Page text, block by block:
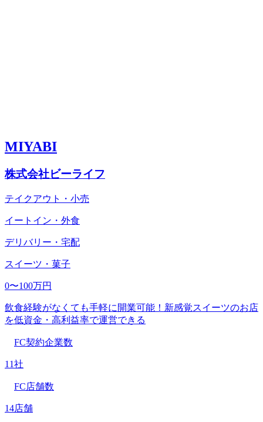
MIYABI
株式会社ビーライフ
テイクアウト・小売
イートイン・外食
デリバリー・宅配
スイーツ・菓子
0〜100万円
飲食経験がなくても手軽に開業可能！新感覚スイーツのお店
を低資金・高利益率で運営できる
FC契約企業数
11社
FC店舗数
14店舗